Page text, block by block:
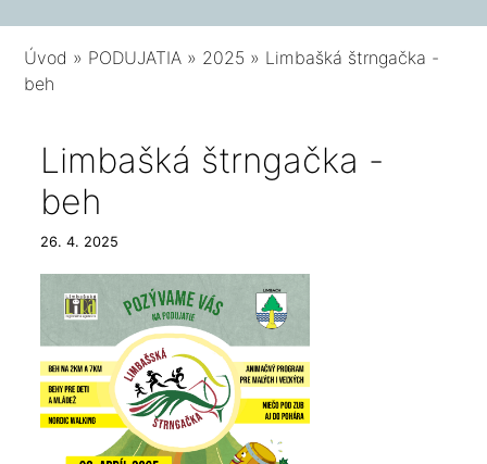
Úvod » PODUJATIA » 2025 » Limbašká štrngačka -
beh
Limbašká štrngačka -
beh
26. 4. 2025